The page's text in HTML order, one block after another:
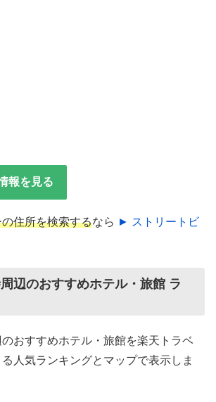
報を見る
住所を検索するなら ► ストリートビ
辺のおすすめホテル・旅館 ラ
おすすめホテル・旅館を楽天トラベ
人気ランキングとマップで表示しま